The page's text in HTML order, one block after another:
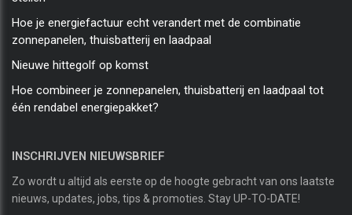
Hoe je energiefactuur echt verandert met de combinatie
zonnepanelen, thuisbatterij en laadpaal
Nieuwe hittegolf op komst
Hoe combineer je zonnepanelen, thuisbatterij en laadpaal tot
één rendabel energiepakket?
INSCHRIJVEN NIEUWSBRIEF
Zo wordt u altijd als eerste op de hoogte gebracht van ons laatste
nieuws, updates, jobs, tips & promoties. Stay UP-TO-DATE!